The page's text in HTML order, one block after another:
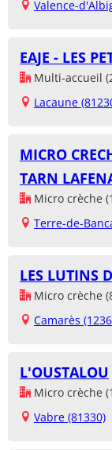
Valence-
EAJE - LES
Multi-accueil
Lacaune
MICRO
TARN
Micro crèche
Terre-de-
LES LUTINS
Micro crèche
Camarès
L'OUSTALOU
Micro crèche
Vabre (81330)